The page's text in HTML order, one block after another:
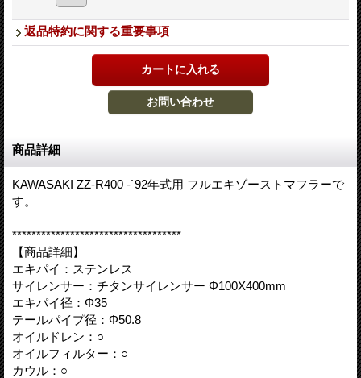
返品特約に関する重要事項
商品詳細
KAWASAKI ZZ-R400 -`92年式用 フルエキゾーストマフラーで
す。
***********************************
【商品詳細】
エキパイ：ステンレス
サイレンサー：チタンサイレンサー Φ100X400mm
エキパイ径：Φ35
テールパイプ径：Φ50.8
オイルドレン：○
オイルフィルター：○
カウル：○